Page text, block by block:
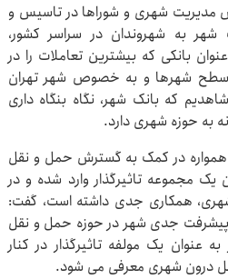
مدیریت شهری و شوراها در تاسیس و
به شهروندان در سراسر کشور،
بانکی که بیشترین تعاملات را در
سطح شهرها و به خصوص شهر تهران
که بانک شهر، نگاه بنگاه داری
به حوزه شهری دارد.
همواره در کمک به گسترش حمل و نقل
یک مجموعه تاثیرگذار وارد شده و در
همکاری جدی داشته است، گفت:
پیشرفت جدی شهر در حوزه حمل و نقل
عنوان یک مولفه تاثیرگذار در کنار
درون شهری معرفی می شود.